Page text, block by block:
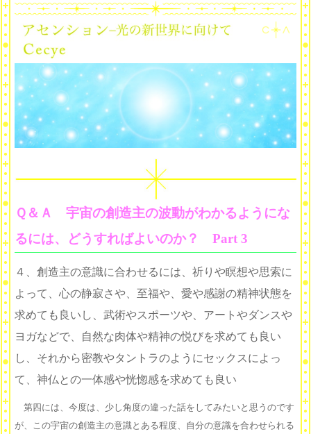
Ｑ＆Ａ 宇宙の創造主の波動がわかるようにな
るには、どうすればよいのか？ Part 3
４、創造主の意識に合わせるには、祈りや瞑想や思索に
よって、心の静寂さや、至福や、愛や感謝の精神状態を
求めても良いし、武術やスポーツや、アートやダンスや
ヨガなどで、自然な肉体や精神の悦びを求めても良い
し、それから密教やタントラのようにセックスによっ
て、神仏との一体感や恍惚感を求めても良い
第四には、今度は、少し角度の違った話をしてみたいと思うのです
が、この宇宙の創造主の意識とある程度、自分の意識を合わせられる